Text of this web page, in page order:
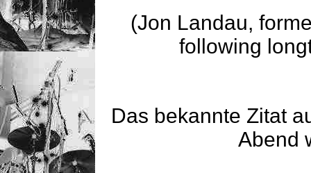
(Jon Landau,
following
Das bekannte Zitat
Abend